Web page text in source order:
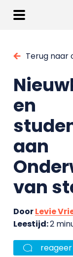
Terug naar
en
aan
van
DoorLevie
Leestijd:2
reageer